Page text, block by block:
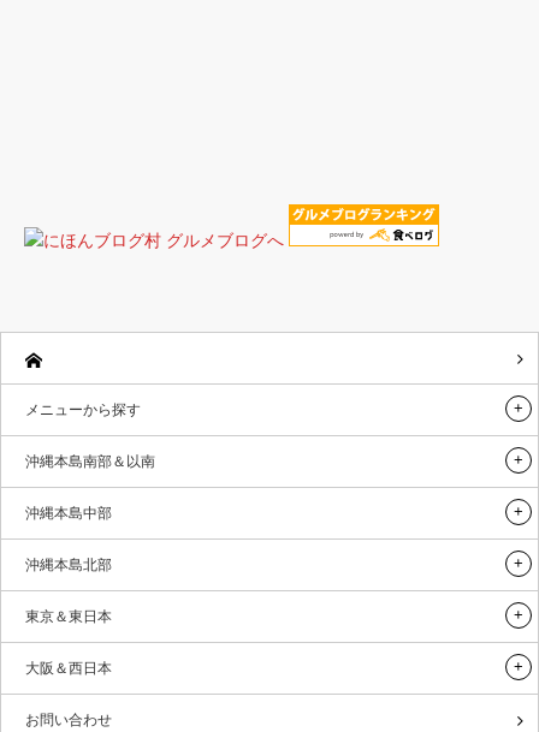
メニューから探す
沖縄本島南部＆以南
沖縄本島中部
沖縄本島北部
東京＆東日本
大阪＆西日本
お問い合わせ